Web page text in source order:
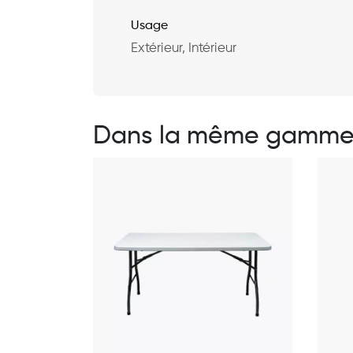
Usage
Extérieur, Intérieur
Dans la même